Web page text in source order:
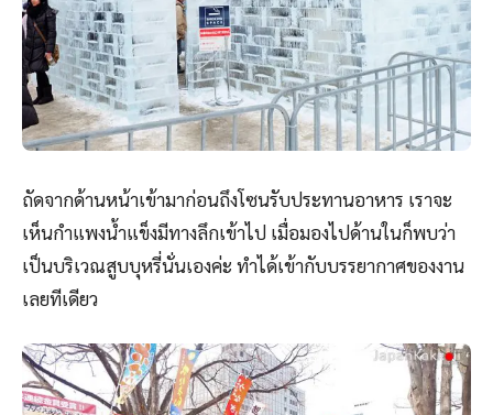
ถัดจากด้านหน้าเข้ามาก่อนถึงโซนรับประทานอาหาร เราจะ
เห็นกำแพงน้ำแข็งมีทางลึกเข้าไป เมื่อมองไปด้านในก็พบว่า
เป็นบริเวณสูบบุหรี่นั่นเองค่ะ ทำได้เข้ากับบรรยากาศของงาน
เลยทีเดียว